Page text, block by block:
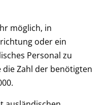
möglich, in
oder ein
Personal zu
Zahl der benötigten